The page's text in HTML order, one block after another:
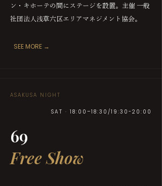
ン・キホーテの間にステージを設置。主催 一般
社団法人浅草六区エリアマネジメント協会。
SEE MORE →
ASAKUSA NIGHT
SAT · 18:00–18:30/19:30-20:00
69
Free Show